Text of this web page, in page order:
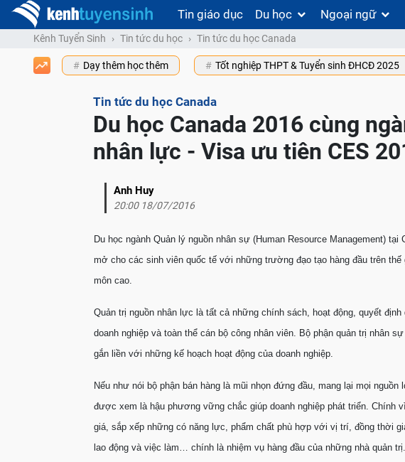
Tin giáo dục Du học Ngoại ngữ
Kênh Tuyển Sinh Tin tức du học Tin tức du học Canada
Dạy thêm học thêm Tốt nghiệp THPT & Tuyển sinh ĐHCĐ 2025
Tin tức du học Canada
Du học Canada 2016 cùng
nhân lực - Visa ưu tiên CES
Anh Huy
20:00 18/07/2016
Du học ngành Quản lý nguồn nhân sự (Human Resource Management) tại
mở cho các sinh viên quốc tế với những trường đạo tạo hàng đầu trên
môn cao.
Quản trị nguồn nhân lực là tất cả những chính sách, hoạt động, quyết
doanh nghiệp và toàn thể cán bộ công nhân viên. Bộ phận quản trị nhân
gắn liền với những kế hoạch hoạt động của doanh nghiệp.
Nếu như nói bộ phận bán hàng là mũi nhọn đứng đầu, mang lại mọi
được xem là hậu phương vững chắc giúp doanh nghiệp phát triển. Chính
giá, sắp xếp những có năng lực, phẩm chất phù hợp với vị trí, đồng thời
lao động và việc làm… chính là nhiệm vụ hàng đầu của những nhà quản trị.